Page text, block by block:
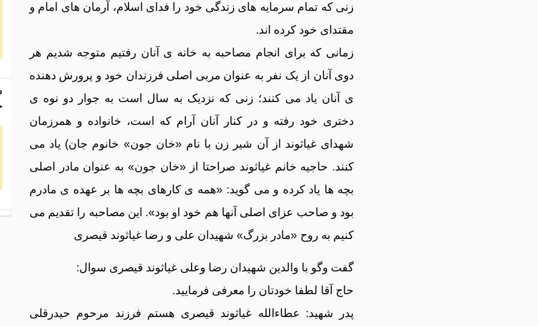
زنی که تمام سرمایه های زندگی خود را فدای اسلام، آرمان های امام و
مقتدای خود کرده اند.
زمانی که برای انجام مصاحبه به خانه ی آنان رفتیم متوجه شدیم هر
دوی آنان از یک نفر به عنوان مربی اصلی فرزندان خود و پرورش دهنده
ی آنان یاد می کنند؛ زنی که نزدیک به سال است به جوار دو نوه ی
دختری خود رفته و در کنار آنان آرام كه است، خانواده و همرزمان
شهدای غیاثوند از آن شیر زن با نام «خان جون» خانوم جان) یاد می
کنند. حاجیه خانم غیاثوند صراحتا از «خان جون» به عنوان مادر اصلی
بچه ها یاد کرده و می گوید: «همه ی کارهای بچه ها بر عهده ی مادرم
بود و صاحب عزای اصلی آنها هم خود او بود». این مصاحبه را تقدیم می
کنیم به روح «مادر بزرگ» شهیدان علی و رضا غیاثوند قیصری
گفت وگو با والدین شهیدان رضا وعلى غیاثوند قیصری سوال:
حاج آقا لطفا خودتان را معرفی فرمایید.
پدر شهید: عطاءالله غیاثوند قیصری هستم فرزند مرحوم حیدرقلی